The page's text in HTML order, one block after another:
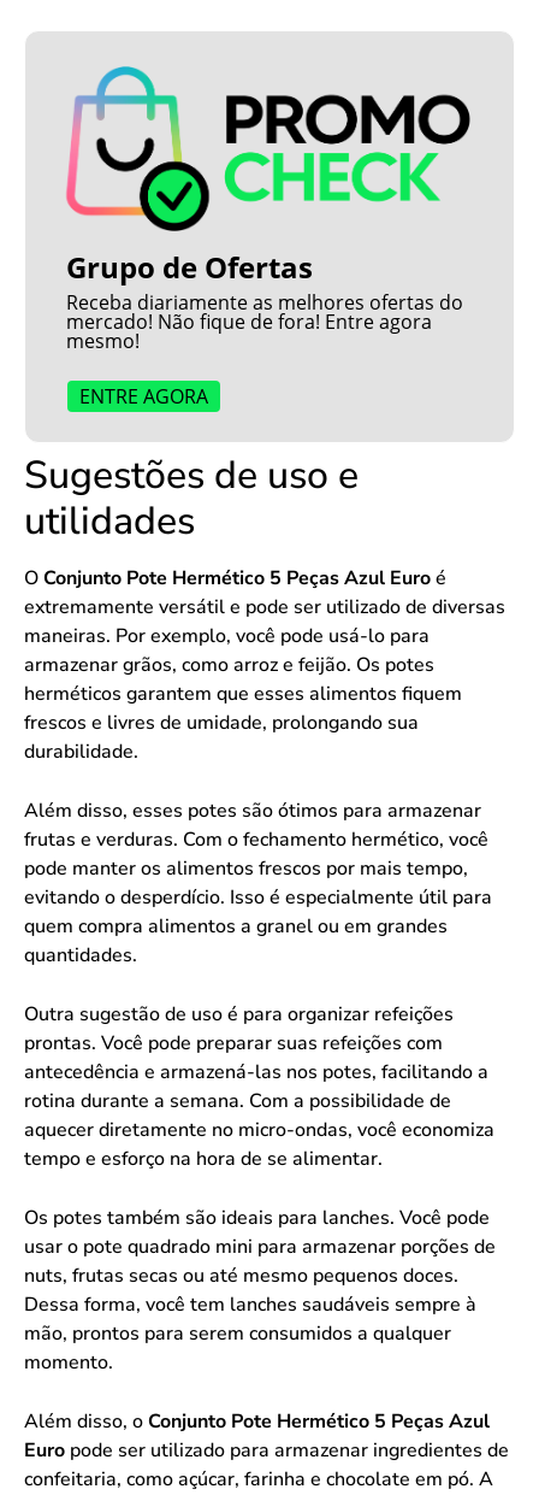
Grupo de Ofertas
Receba diariamente as melhores ofertas do
mercado! Não fique de fora! Entre agora
mesmo!
ENTRE AGORA
Sugestões de uso e
utilidades
OConjunto Pote Hermético 5 Peças Azul Euroé
extremamente versátil e pode ser utilizado de diversas
maneiras. Por exemplo, você pode usá-lo para
armazenar grãos, como arroz e feijão. Os potes
herméticos garantem que esses alimentos fiquem
frescos e livres de umidade, prolongando sua
durabilidade.
Além disso, esses potes são ótimos para armazenar
frutas e verduras. Com o fechamento hermético, você
pode manter os alimentos frescos por mais tempo,
evitando o desperdício. Isso é especialmente útil para
quem compra alimentos a granel ou em grandes
quantidades.
Outra sugestão de uso é para organizar refeições
prontas. Você pode preparar suas refeições com
antecedência e armazená-las nos potes, facilitando a
rotina durante a semana. Com a possibilidade de
aquecer diretamente no micro-ondas, você economiza
tempo e esforço na hora de se alimentar.
Os potes também são ideais para lanches. Você pode
usar o pote quadrado mini para armazenar porções de
nuts, frutas secas ou até mesmo pequenos doces.
Dessa forma, você tem lanches saudáveis sempre à
mão, prontos para serem consumidos a qualquer
momento.
Além disso, oConjunto Pote Hermético 5 Peças Azul
Euro pode ser utilizado para armazenar ingredientes de
confeitaria, como açúcar, farinha e chocolate em pó. A